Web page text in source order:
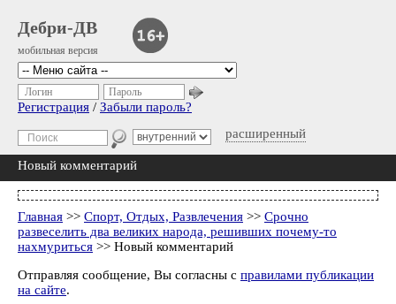
Дебри-ДВ
мобильная версия
расширенный
Логин Пароль
Регистрация / Забыли пароль?
Новый комментарий
Главная >> Спорт, Отдых, Развлечения >> Срочно
развеселить два великих народа, решивших почему-то
нахмуриться >> Новый комментарий
Отправляя сообщение, Вы согласны с правилами публикации
на сайте.